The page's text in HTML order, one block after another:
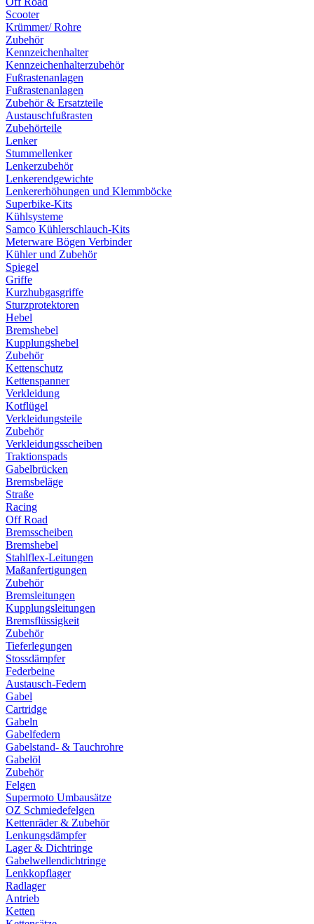
Scooter
Krümmer/ Rohre
Zubehör
Kennzeichenhalter
Kennzeichenhalterzubehör
Fußrastenanlagen
Fußrastenanlagen
Zubehör & Ersatzteile
Austauschfußrasten
Zubehörteile
Lenker
Stummellenker
Lenkerzubehör
Lenkerendgewichte
Lenkererhöhungen und Klemmböcke
Superbike-Kits
Kühlsysteme
Samco Kühlerschlauch-Kits
Meterware Bögen Verbinder
Kühler und Zubehör
Spiegel
Griffe
Kurzhubgasgriffe
Sturzprotektoren
Hebel
Bremshebel
Kupplungshebel
Zubehör
Kettenschutz
Kettenspanner
Verkleidung
Kotflügel
Verkleidungsteile
Zubehör
Verkleidungsscheiben
Traktionspads
Gabelbrücken
Bremsbeläge
Straße
Racing
Off Road
Bremsscheiben
Bremshebel
Stahlflex-Leitungen
Maßanfertigungen
Zubehör
Bremsleitungen
Kupplungsleitungen
Bremsflüssigkeit
Zubehör
Tieferlegungen
Stossdämpfer
Federbeine
Austausch-Federn
Gabel
Cartridge
Gabeln
Gabelfedern
Gabelstand- & Tauchrohre
Gabelöl
Zubehör
Felgen
Supermoto Umbausätze
OZ Schmiedefelgen
Kettenräder & Zubehör
Lenkungsdämpfer
Lager & Dichtringe
Gabelwellendichtringe
Lenkkopflager
Radlager
Antrieb
Ketten